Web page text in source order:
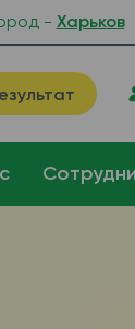
- Харьков